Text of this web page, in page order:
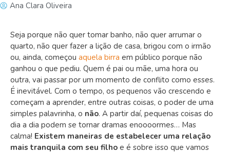
Ana Clara Oliveira
Seja porque não quer tomar banho, não quer arrumar o
quarto, não quer fazer a lição de casa, brigou com o irmão
ou, ainda, começou aquela birra em público porque não
ganhou o que pediu. Quem é pai ou mãe, uma hora ou
outra, vai passar por um momento de conflito como esses.
É inevitável. Com o tempo, os pequenos vão crescendo e
começam a aprender, entre outras coisas, o poder de uma
simples palavrinha, o não. A partir daí, pequenas coisas do
dia a dia podem se tornar dramas enoooormes… Mas
calma! Existem maneiras de estabelecer uma relação
mais tranquila com seu filho e é sobre isso que vamos